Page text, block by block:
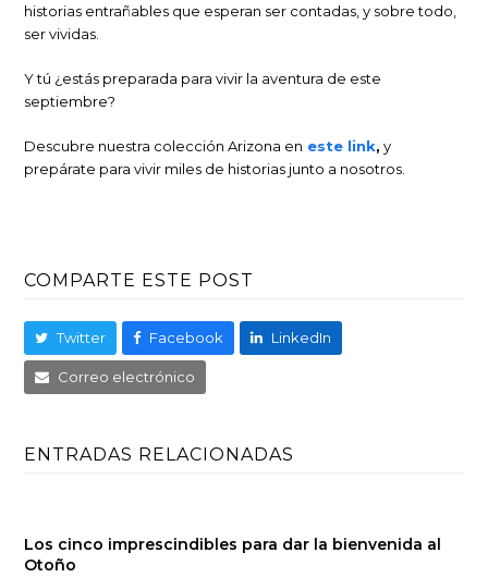
historias entrañables que esperan ser contadas, y sobre todo,
ser vividas.
Y tú ¿estás preparada para vivir la aventura de este
septiembre?
Descubre nuestra colección Arizona en este link, y
prepárate para vivir miles de historias junto a nosotros
COMPARTE ESTE POST
Twitter Facebook LinkedIn
Correo electrónico
ENTRADAS RELACIONADAS
Los cinco imprescindibles para dar la bienvenida al
Otoño